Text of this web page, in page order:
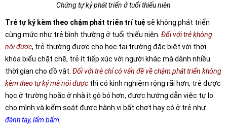
Chứng tự kỷ phát triển ở tuổi thiếu niên
Trẻ tự kỷ kèm theo chậm phát triển trí tuệ sẽ không phát triển
cùng mức như trẻ bình thường ở tuổi thiếu niên. Đối với trẻ không
nói được, trẻ thường được cho học tại trường đặc biệt với thời
khóa biểu chặt chẽ, trẻ ít tiếp xúc với người khác mà dành nhiều
thời gian cho đồ vật. Đối với trẻ chỉ có vấn đề về chậm phát triển không
kèm theo tự kỷ mà nói được thì có kinh nghiệm rộng rãi hơn, trẻ được
học ở trường hoặc ở nhà ít gò bó hơn, được hướng dẫn việc tự lo
cho mình và kiểm soát được hành vi bất chợt hay có ở trẻ như
đánh tay, lẩm bẩm